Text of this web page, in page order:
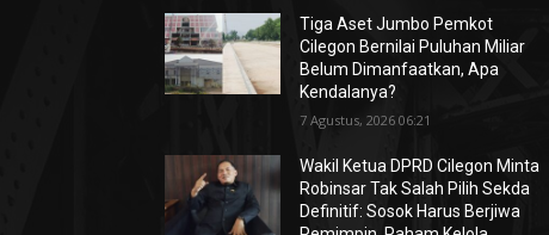
Tiga Aset Jumbo Pemkot
Cilegon Bernilai Puluhan Miliar
Belum Dimanfaatkan, Apa
Kendalanya?
7 Agustus, 2026 06:21
Wakil Ketua DPRD Cilegon Minta
Robinsar Tak Salah Pilih Sekda
Definitif: Sosok Harus Berjiwa